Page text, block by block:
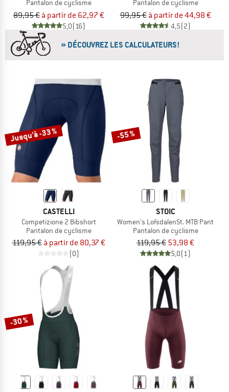
Pantalon de cyclisme
89,95 € à partir de 62,97 €
5,0(16)
Pantalon de cyclisme
99,95 € à partir de 44,98 €
4,5(2)
» DÉCOUVREZ LES CALCULATEURS!
Jusqu'à -33 %
CASTELLI
Competizione 2 Bibshort
Pantalon de cyclisme
119,95 € à partir de 80,37 €
(0)
-55 %
STOIC
Women's LofsdalenSt. MTB Pant
Pantalon de cyclisme
119,95 € 53,98 €
5,0(1)
-30 %